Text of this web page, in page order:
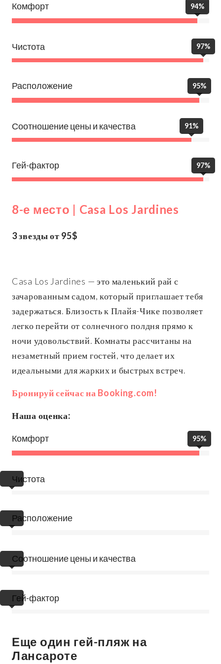
Комфорт 94%
Чистота 97%
Расположение 95%
Соотношение цены и качества 91%
Гей-фактор 97%
8-е место | Casa Los Jardines
3 звезды от 95$
Casa Los Jardines — это маленький рай с
зачарованным садом, который приглашает тебя
задержаться. Близость к Плайя-Чике позволяет
легко перейти от солнечного полдня прямо к
ночи удовольствий. Комнаты рассчитаны на
незаметный прием гостей, что делает их
идеальными для жарких и быстрых встреч.
Бронируй сейчас на Booking.com!
Наша оценка:
Комфорт 95%
Чистота
Расположение
Соотношение цены и качества
Гей-фактор
Еще один гей-пляж на
Лансароте